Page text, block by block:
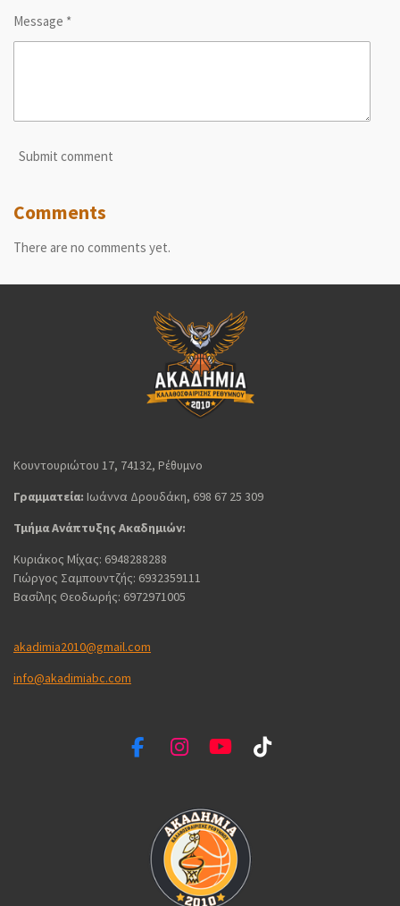
Message *
Submit comment
Comments
There are no comments yet.
Κουντουριώτου 17, 74132, Ρέθυμνο
Γραμματεία: Ιωάννα Δρουδάκη, 698 67 25 309
Τμήμα Ανάπτυξης Ακαδημιών:
Κυριάκος Μίχας: 6948288288
Γιώργος Σαμπουντζής: 6932359111
Βασίλης Θεοδωρής: 6972971005
akadimia2010@gmail.com
info@akadimiabc.com
F
I
t
a
g
r
a
Y
T
u
b
e
T